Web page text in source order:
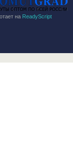
на ReadyScript